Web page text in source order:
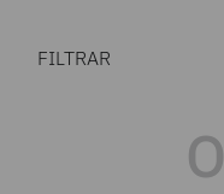
FILTRAR